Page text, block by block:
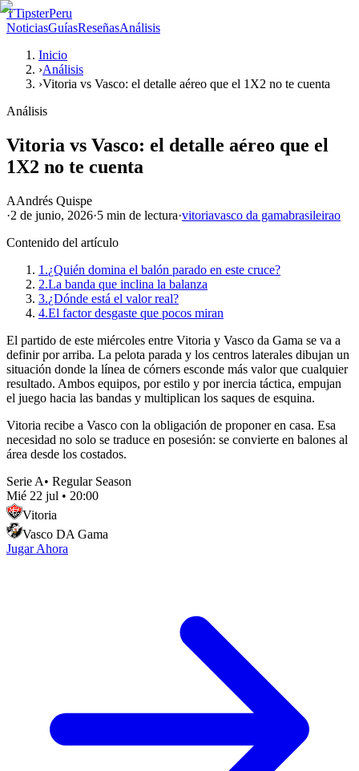
TTipsterPeru
NoticiasGuíasReseñasAnálisis
Inicio
›Análisis
›Vitoria vs Vasco: el detalle aéreo que el 1X2 no te cuenta
Análisis
Vitoria vs Vasco: el detalle aéreo que el
1X2 no te cuenta
AAndrés Quispe
·2 de junio, 2026·5 min de lectura·vitoriavasco da gamabrasileirao
Contenido del artículo
1.¿Quién domina el balón parado en este cruce?
2.La banda que inclina la balanza
3.¿Dónde está el valor real?
4.El factor desgaste que pocos miran
El partido de este miércoles entre Vitoria y Vasco da Gama se va a
definir por arriba. La pelota parada y los centros laterales dibujan un
situación donde la línea de córners esconde más valor que cualquier
resultado. Ambos equipos, por estilo y por inercia táctica, empujan
el juego hacia las bandas y multiplican los saques de esquina.
Vitoria recibe a Vasco con la obligación de proponer en casa. Esa
necesidad no solo se traduce en posesión: se convierte en balones al
área desde los costados.
Serie A• Regular Season
Mié 22 jul • 20:00
Vitoria
Vasco DA Gama
Jugar Ahora